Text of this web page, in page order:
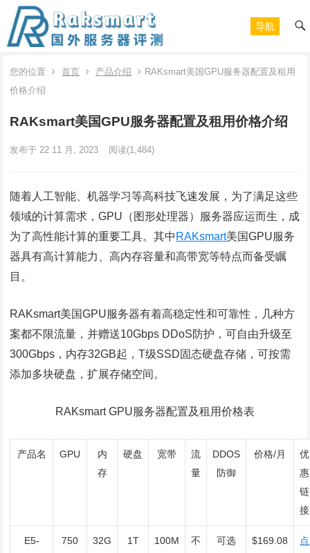
导航
您的位置 首页 产品介绍
RAKsmart美国GPU服务器配置及租用
价格介绍
RAKsmart美国GPU服务器配置及租用价格介绍
发布于 22 11 月, 2023 阅读(1,484)
随着人工智能、机器学习等高科技飞速发展，为了满足这些
领域的计算需求，GPU（图形处理器）服务器应运而生，成
为了高性能计算的重要工具。其中 RAKsmart美国GPU服务
器具有高计算能力、高内存容量和高带宽等特点而备受瞩
目。
RAKsmart美国GPU服务器有着高稳定性和可靠性，几种方
案都不限流量，并赠送10Gbps DDoS防护，可自由升级至
300Gbps，内存32GB起，T级SSD固态硬盘存储，可按需
添加多块硬盘，扩展存储空间。
RAKsmart GPU服务器配置及租用价格表
产品名 GPU
内
存
硬盘 宽带
流
量
DDOS
防御
价格/月
优
惠
链
接
E5-
750 32G
1T
100M
不
可选 $169.08
点